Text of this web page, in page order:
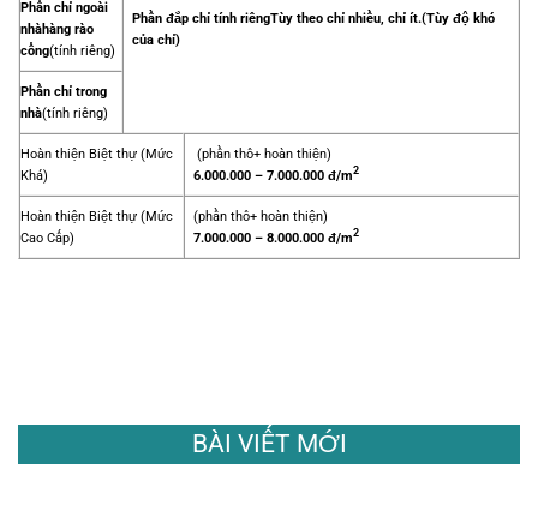
Phần đắp chỉ tính riêngTùy theo chỉ nhiều, chỉ ít.(Tùy độ khó
của chỉ)
Phần chỉ ngoài
nhàhàng rào
cổng(tính riêng)
Phần chỉ trong
nhà(tính riêng)
Hoàn thiện Biệt thự (Mức
Khá)
(phần thô+ hoàn thiện)
6.000.000 – 7.000.000 đ/m2
Hoàn thiện Biệt thự (Mức
Cao Cấp)
(phần thô+ hoàn thiện)
7.000.000 – 8.000.000 đ/m2
BÀI VIẾT MỚI